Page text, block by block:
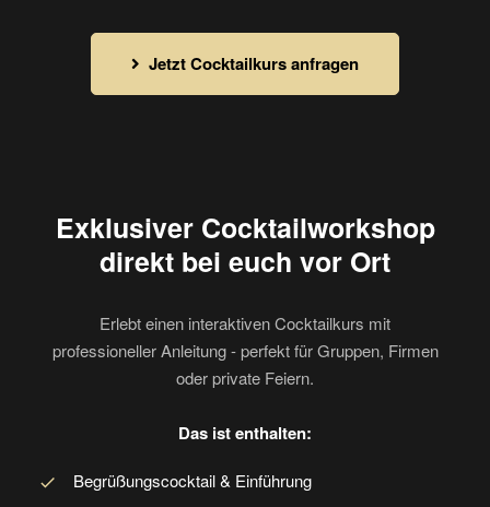
Jetzt Cocktailkurs anfragen
Exklusiver Cocktailworkshop
direkt bei euch vor Ort
Erlebt einen interaktiven Cocktailkurs mit
professioneller Anleitung - perfekt für Gruppen, Firmen
oder private Feiern.
Das ist enthalten:
Begrüßungscocktail & Einführung